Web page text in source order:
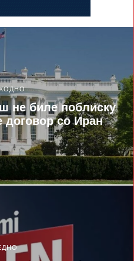
не биле поблиску
договор со Иран